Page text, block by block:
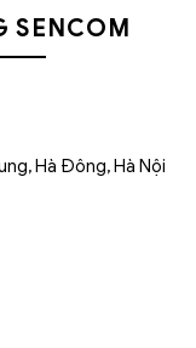
SENCOM
Hà Đông, Hà Nội